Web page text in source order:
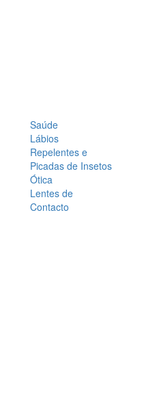
Saúde
Lábios
Repelentes e
Picadas de Insetos
Ótica
Lentes de
Contacto